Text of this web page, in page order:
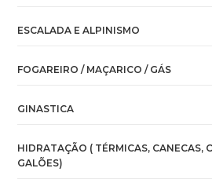
ESCALADA E ALPINISMO
FOGAREIRO / MAÇARICO / GÁS
GINASTICA
HIDRATAÇÃO ( TÉRMICAS, CANECAS,
GALÕES)